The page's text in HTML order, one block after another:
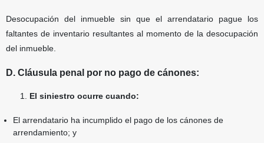
Desocupación del inmueble sin que el arrendatario pague los
faltantes de inventario resultantes al momento de la desocupación
del inmueble.
D. Cláusula penal por no pago de cánones:
El siniestro ocurre cuando:
El arrendatario ha incumplido el pago de los cánones de
arrendamiento; y